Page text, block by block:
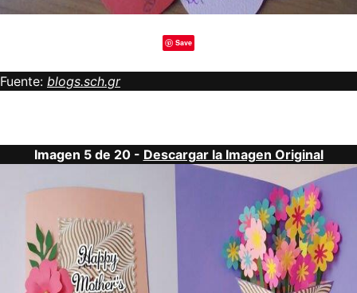
Save
Fuente: blogs.sch.gr
Imagen 5 de 20 - Descargar la Imagen Original